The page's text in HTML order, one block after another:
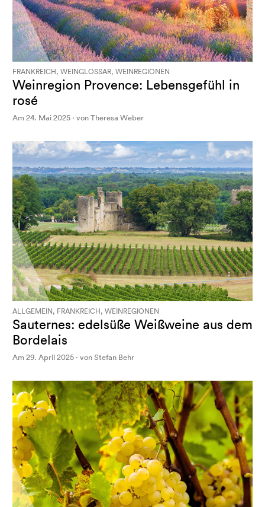
FRANKREICH, WEINGLOSSAR, WEINREGIONEN
Weinregion Provence: Lebensgefühl in
rosé
Am 24. Mai 2025 · von Theresa Weber
ALLGEMEIN, FRANKREICH, WEINREGIONEN
Sauternes: edelsüße Weißweine aus dem
Bordelais
Am 29. April 2025 · von Stefan Behr